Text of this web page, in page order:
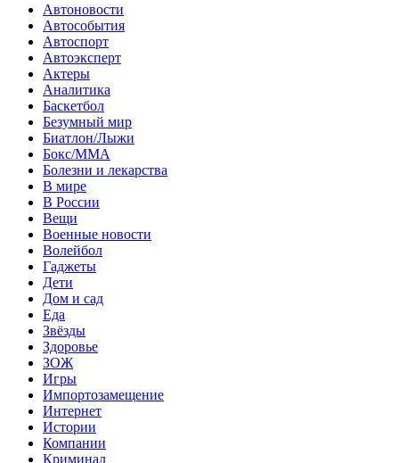
Автоновости
Автособытия
Автоспорт
Автоэксперт
Актеры
Аналитика
Баскетбол
Безумный мир
Биатлон/Лыжи
Бокс/MMA
Болезни и лекарства
В мире
В России
Вещи
Военные новости
Волейбол
Гаджеты
Дети
Дом и сад
Еда
Звёзды
Здоровье
ЗОЖ
Игры
Импортозамещение
Интернет
Истории
Компании
Криминал